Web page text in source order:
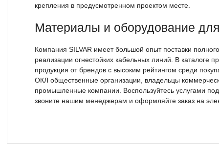
крепления в предусмотренном проектом месте.
Материалы и оборудование
Компания SILVAR имеет большой опыт поставки
реализации огнестойких кабельных линий. В каталоге
продукция от брендов с высоким рейтингом среди
ОКЛ общественные организации, владельцы
промышленные компании. Воспользуйтесь услугами
звоните нашим менеджерам и оформляйте заказ на